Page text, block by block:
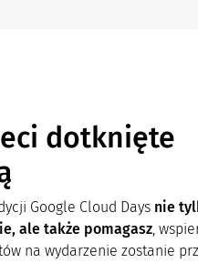
dotknięte
Google Cloud Days nie
ale także pomagasz,
na wydarzenie zostanie